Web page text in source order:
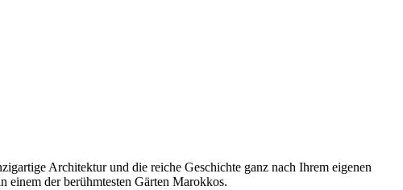
Architektur und die reiche Geschichte ganz nach Ihrem eigenen
der berühmtesten Gärten Marokkos.